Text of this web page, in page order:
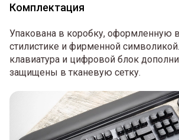
Комплектация
Упакована в коробку, оформленную
стилистике и фирменной
клавиатура и цифровой блок
защищены в тканевую сетку.